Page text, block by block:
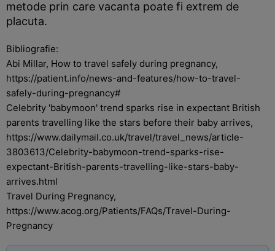
metode prin care vacanta poate fi extrem de
placuta.
Bibliografie:
Abi Millar, How to travel safely during pregnancy,
https://patient.info/news-and-features/how-to-travel-
safely-during-pregnancy#
Celebrity 'babymoon' trend sparks rise in expectant British
parents travelling like the stars before their baby arrives,
https://www.dailymail.co.uk/travel/travel_news/article-
3803613/Celebrity-babymoon-trend-sparks-rise-
expectant-British-parents-travelling-like-stars-baby-
arrives.html
Travel During Pregnancy,
https://www.acog.org/Patients/FAQs/Travel-During-
Pregnancy